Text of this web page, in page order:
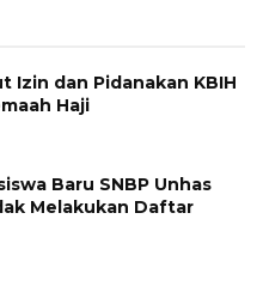
Izin dan Pidanakan KBIH
Haji
Baru SNBP Unhas
Melakukan Daftar